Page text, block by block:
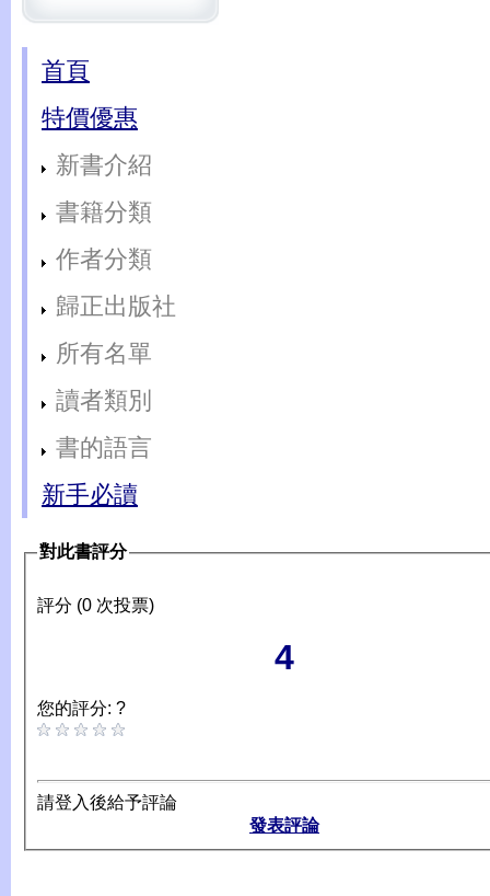
首頁
特價優惠
新書介紹
書籍分類
作者分類
歸正出版社
所有名單
讀者類別
書的語言
新手必讀
對此書評分
評分 (0 次投票)
4
您的評分: ?
請登入後給予評論
發表評論